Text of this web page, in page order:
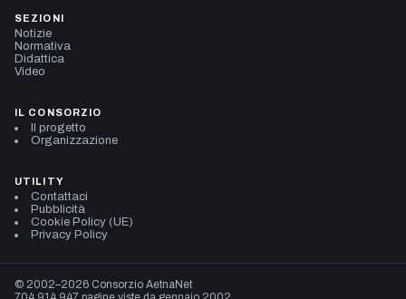
SEZIONI
Notizie
Normativa
Didattica
Video
IL CONSORZIO
Il progetto
Organizzazione
UTILITY
Contattaci
Pubblicità
Cookie Policy (UE)
Privacy Policy
© 2002–2026 Consorzio AetnaNet